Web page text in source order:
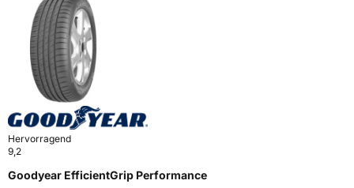
Hervorragend
9,2
Goodyear EfficientGrip Performance